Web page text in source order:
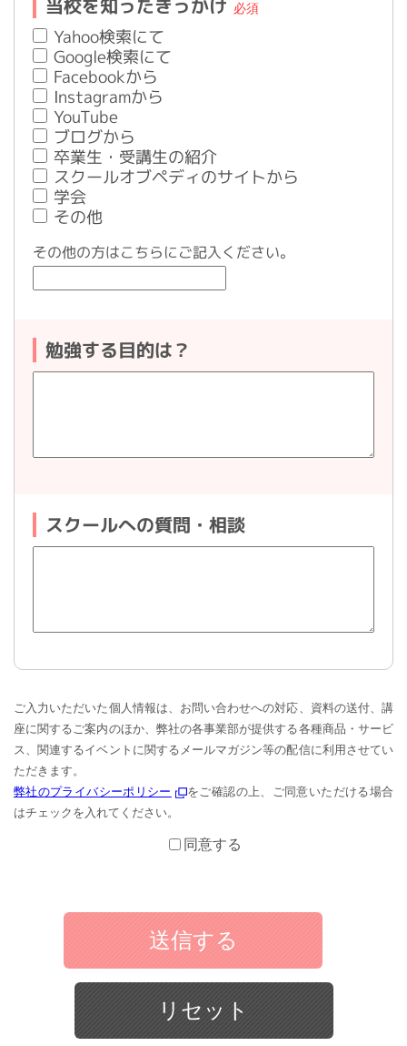
当校を知ったきっかけ
Yahoo検索にて
Google検索にて
Facebookから
Instagramから
YouTube
ブログから
卒業生・受講生の紹介
スクールオブペディのサイトから
学会
その他
その他の方はこちらにご記入ください。
勉強する目的は？
スクールへの質問・相談
ご入力いただいた個人情報は、お問い合わせへの対応、資料の送付、講
座に関するご案内のほか、弊社の各事業部が提供する各種商品・サービ
ス、関連するイベントに関するメールマガジン等の配信に利用させてい
ただきます。
弊社のプライバシーポリシー
をご確認の上、ご同意いただける場合
はチェックを入れてください。
同意する